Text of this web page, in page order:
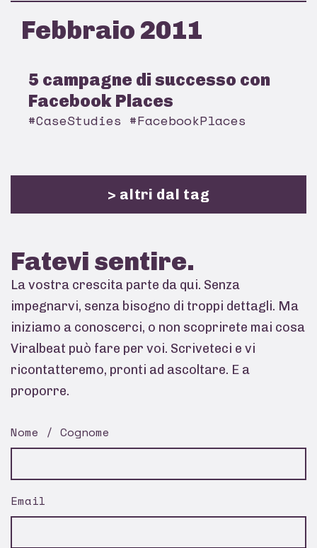
Febbraio 2011
5 campagne di successo con
Facebook Places
#CaseStudies #FacebookPlaces
> altri dal tag
Fatevi sentire.
La vostra crescita parte da qui. Senza
impegnarvi, senza bisogno di troppi dettagli. Ma
iniziamo a conoscerci, o non scoprirete mai cosa
Viralbeat può fare per voi. Scriveteci e vi
ricontatteremo, pronti ad ascoltare. E a
proporre.
Nome / Cognome
Email